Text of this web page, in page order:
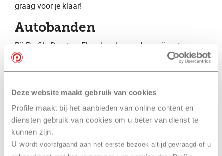
Deze website maakt gebruik van cookies
Profile maakt bij het aanbieden van online content en
diensten gebruik van cookies om u beter van dienst te
kunnen zijn.
U wordt voorafgaand aan het eerste bezoek altijd gevraagd of u
graag voor je klaar!
Autobanden
Bij Profile Dronten, Flevobanden ​werken wij met
monteurs met jarenlange ervaring. Hierdoor beschikken
wij over specialistische kennis op vele verschillende
autoservice aanbieden voor zowel de particuliere als de
zakelijke automobilist. Daarnaast zijn wij
gespecialiseerd op het gebied van autobanden en
geven wij graag advies over bijvoorbeeld ​zomerbanden​
, ​winterbanden​ en ​ vierseizoenenbanden​.